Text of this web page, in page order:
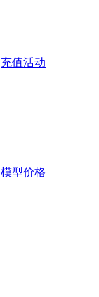
充值活动
模型价格